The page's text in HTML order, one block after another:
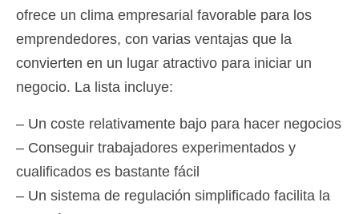
ofrece un clima empresarial favorable para los
emprendedores, con varias ventajas que la
convierten en un lugar atractivo para iniciar un
negocio. La lista incluye:
– Un coste relativamente bajo para hacer negocios
– Conseguir trabajadores experimentados y
cualificados es bastante fácil
– Un sistema de regulación simplificado facilita la